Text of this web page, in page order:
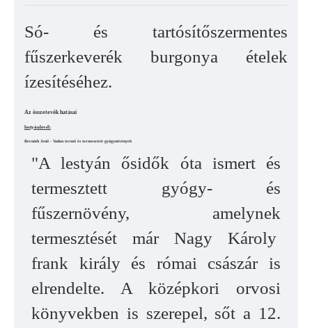
Só- és tartósítőszermentes
fűszerkeverék burgonya ételek
ízesítéséhez.
Az összetevők hatásai
lestyánlevél:
Bernáth Jenő - Vadon termő és termesztett gyógynövények
"A lestyán ősidők óta ismert és
termesztett gyógy- és
fűszernövény, amelynek
termesztését már Nagy Károly
frank király és római császár is
elrendelte. A középkori orvosi
könyvekben is szerepel, sőt a 12.